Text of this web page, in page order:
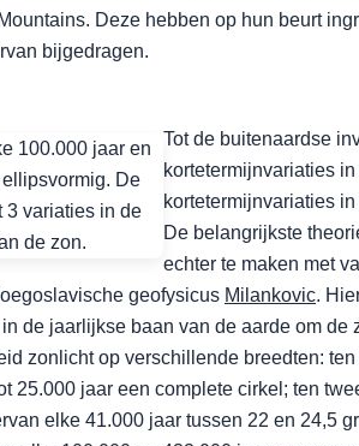
Deze hebben op hun beurt
bijgedragen.
Tot de buitenaardse
kortetermijnvariaties
kortetermijnvariaties
De belangrijkste
echter te maken met
geofysicus Milankovic.
de jaarlijkse baan van de aarde om de
zonlicht op verschillende breedten:
25.000 jaar een complete cirkel; ten
elke 41.000 jaar tussen 22 en 24,5